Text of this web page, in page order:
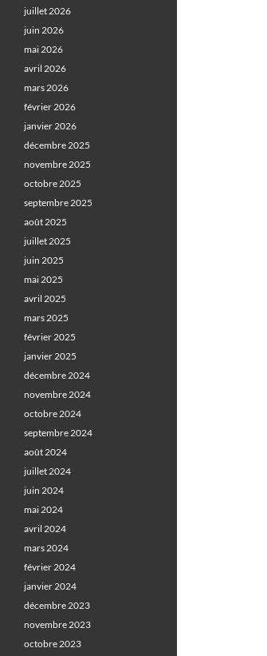
juillet 2026
juin 2026
mai 2026
avril 2026
mars 2026
février 2026
janvier 2026
décembre 2025
novembre 2025
octobre 2025
septembre 2025
août 2025
juillet 2025
juin 2025
mai 2025
avril 2025
mars 2025
février 2025
janvier 2025
décembre 2024
novembre 2024
octobre 2024
septembre 2024
août 2024
juillet 2024
juin 2024
mai 2024
avril 2024
mars 2024
février 2024
janvier 2024
décembre 2023
novembre 2023
octobre 2023